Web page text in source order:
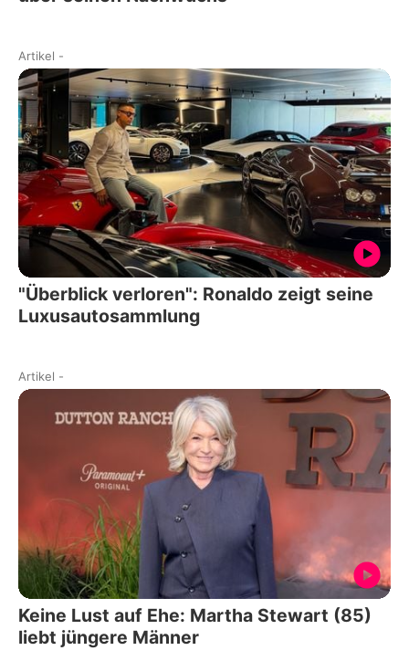
Artikel -
"Überblick verloren": Ronaldo zeigt seine
Luxusautosammlung
Artikel -
Keine Lust auf Ehe: Martha Stewart (85)
liebt jüngere Männer